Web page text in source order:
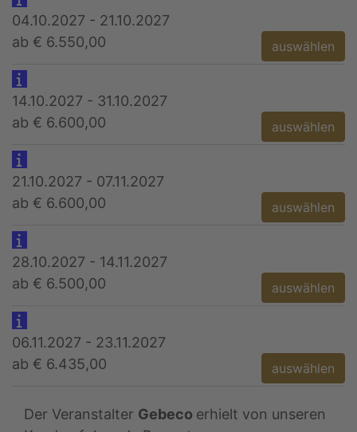
04.10.2027 - 21.10.2027
ab € 6.550,00
auswählen
14.10.2027 - 31.10.2027
ab € 6.600,00
auswählen
21.10.2027 - 07.11.2027
ab € 6.600,00
auswählen
28.10.2027 - 14.11.2027
ab € 6.500,00
auswählen
06.11.2027 - 23.11.2027
ab € 6.435,00
auswählen
Der Veranstalter Gebeco erhielt von unseren